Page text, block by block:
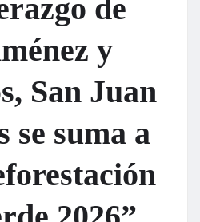
de
y
San Juan
se suma a